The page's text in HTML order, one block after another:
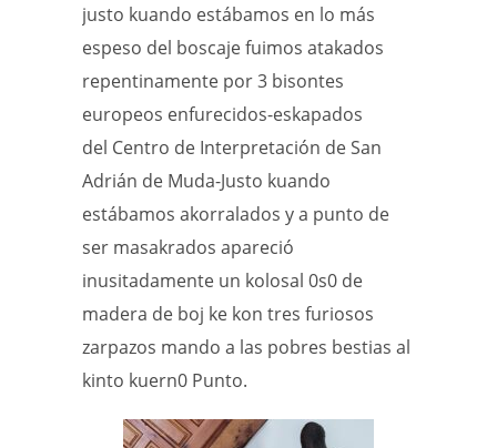
justo kuando estábamos en lo más
espeso del boscaje fuimos atakados
repentinamente por 3 bisontes
europeos enfurecidos-eskapados
del Centro de Interpretación de San
Adrián de Muda-Justo kuando
estábamos akorralados y a punto de
ser masakrados apareció
inusitadamente un kolosal 0s0 de
madera de boj ke kon tres furiosos
zarpazos mando a las pobres bestias al
kinto kuern0 Punto.